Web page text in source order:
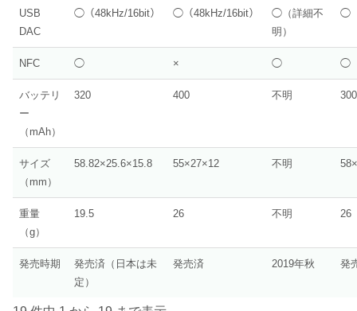
USB
DAC
◯（48kHz/16bit） ◯（48kHz/16bit）
◯（詳細不
明）
◯
NFC ◯ × ◯ ◯
バッテリ
ー
（mAh）
320 400 不明 300
サイズ
（mm）
58.82×25.6×15.8 55×27×12 不明
重量
（g）
19.5 26 不明 26
発売時期
発売済（日本は未
定）
発売済 2019年秋 発